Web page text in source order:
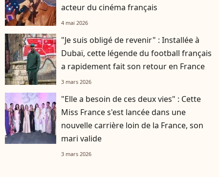
acteur du cinéma français
4 mai 2026
"Je suis obligé de revenir" : Installée à
Dubaï, cette légende du football français
a rapidement fait son retour en France
3 mars 2026
"Elle a besoin de ces deux vies" : Cette
Miss France s'est lancée dans une
nouvelle carrière loin de la France, son
mari valide
3 mars 2026